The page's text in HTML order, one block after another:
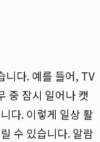
니다. 예를 들어, TV
중 잠시 일어나 캣
다. 이렇게 일상 활
수 있습니다. 알람